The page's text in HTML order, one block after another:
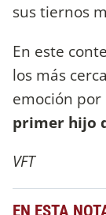
sus tiernos
En este
los más
emoción por
primer hijo
VFT
EN ESTA